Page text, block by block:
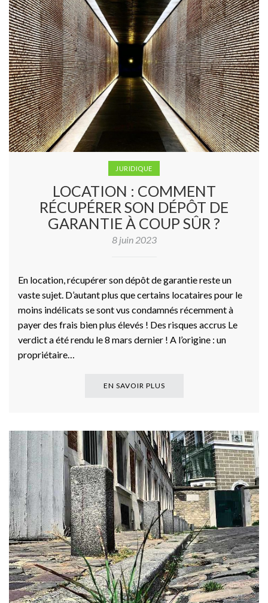
JURIDIQUE
LOCATION : COMMENT
RÉCUPÉRER SON DÉPÔT DE
GARANTIE À COUP SÛR ?
8 juin 2023
En location, récupérer son dépôt de garantie reste un
vaste sujet. D’autant plus que certains locataires pour le
moins indélicats se sont vus condamnés récemment à
payer des frais bien plus élevés ! Des risques accrus Le
verdict a été rendu le 8 mars dernier ! A l’origine : un
propriétaire…
EN SAVOIR PLUS